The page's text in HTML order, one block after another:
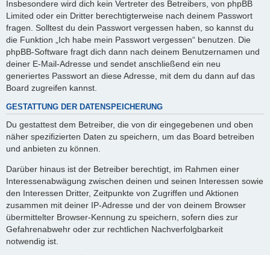
Insbesondere wird dich kein Vertreter des Betreibers, von phpBB
Limited oder ein Dritter berechtigterweise nach deinem Passwort
fragen. Solltest du dein Passwort vergessen haben, so kannst du
die Funktion „Ich habe mein Passwort vergessen“ benutzen. Die
phpBB-Software fragt dich dann nach deinem Benutzernamen und
deiner E-Mail-Adresse und sendet anschließend ein neu
generiertes Passwort an diese Adresse, mit dem du dann auf das
Board zugreifen kannst.
GESTATTUNG DER DATENSPEICHERUNG
Du gestattest dem Betreiber, die von dir eingegebenen und oben
näher spezifizierten Daten zu speichern, um das Board betreiben
und anbieten zu können.
Darüber hinaus ist der Betreiber berechtigt, im Rahmen einer
Interessenabwägung zwischen deinen und seinen Interessen sowie
den Interessen Dritter, Zeitpunkte von Zugriffen und Aktionen
zusammen mit deiner IP-Adresse und der von deinem Browser
übermittelter Browser-Kennung zu speichern, sofern dies zur
Gefahrenabwehr oder zur rechtlichen Nachverfolgbarkeit
notwendig ist.